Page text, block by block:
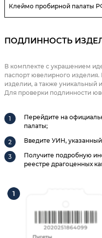
Клеймо пробирной палаты
ПОДЛИННОСТЬ
В комплекте с украшением
паспорт ювелирного
изделии, а также
Для проверки подлинности
Перейдите на
палаты;
Введите УИН,
Получите подробную
реестре драгоценных